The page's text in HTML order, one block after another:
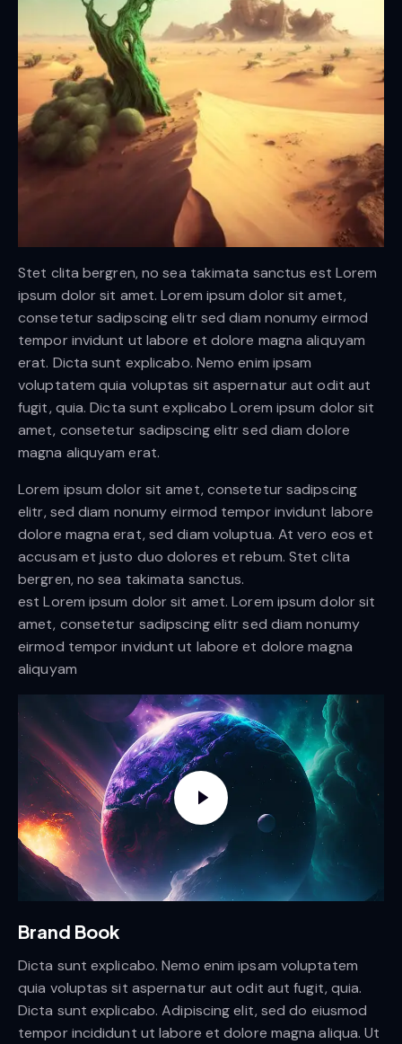
Stet clita bergren, no sea takimata sanctus est Lorem
ipsum dolor sit amet. Lorem ipsum dolor sit amet,
consetetur sadipscing elitr sed diam nonumy eirmod
tempor invidunt ut labore et dolore magna aliquyam
erat. Dicta sunt explicabo. Nemo enim ipsam
voluptatem quia voluptas sit aspernatur aut odit aut
fugit, quia. Dicta sunt explicabo Lorem ipsum dolor sit
amet, consetetur sadipscing elitr sed diam dolore
magna aliquyam erat.
Lorem ipsum dolor sit amet, consetetur sadipscing
elitr, sed diam nonumy eirmod tempor invidunt labore
dolore magna erat, sed diam voluptua. At vero eos et
accusam et justo duo dolores et rebum. Stet clita
bergren, no sea takimata sanctus.
est Lorem ipsum dolor sit amet. Lorem ipsum dolor sit
amet, consetetur sadipscing elitr sed diam nonumy
eirmod tempor invidunt ut labore et dolore magna
aliquyam
Brand Book
Dicta sunt explicabo. Nemo enim ipsam voluptatem
quia voluptas sit aspernatur aut odit aut fugit, quia.
Dicta sunt explicabo. Adipiscing elit, sed do eiusmod
tempor incididunt ut labore et dolore magna aliqua. Ut